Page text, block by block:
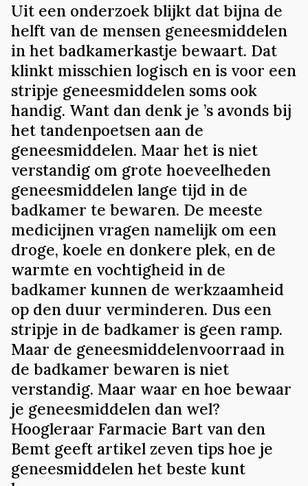
Uit een onderzoek blijkt dat bijna de
helft van de mensen geneesmiddelen
in het badkamerkastje bewaart. Dat
klinkt misschien logisch en is voor een
stripje geneesmiddelen soms ook
handig. Want dan denk je ’s avonds bij
het tandenpoetsen aan de
geneesmiddelen. Maar het is niet
verstandig om grote hoeveelheden
geneesmiddelen lange tijd in de
badkamer te bewaren. De meeste
medicijnen vragen namelijk om een
droge, koele en donkere plek, en de
warmte en vochtigheid in de
badkamer kunnen de werkzaamheid
op den duur verminderen. Dus een
stripje in de badkamer is geen ramp.
Maar de geneesmiddelenvoorraad in
de badkamer bewaren is niet
verstandig. Maar waar en hoe bewaar
je geneesmiddelen dan wel?
Hoogleraar Farmacie Bart van den
Bemt geeft artikel zeven tips hoe je
geneesmiddelen het beste kunt